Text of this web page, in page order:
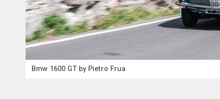
Bmw 1600 GT by Pietro Frua